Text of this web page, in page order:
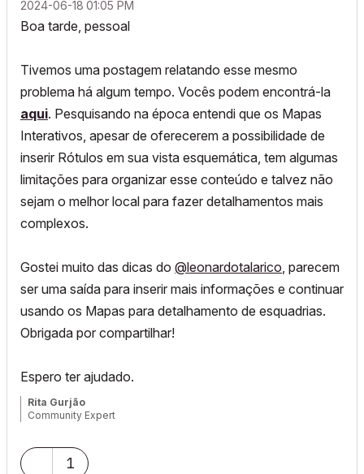
‎2024-06-18 01:05 PM
Boa tarde, pessoal
Tivemos uma postagem relatando esse mesmo
problema há algum tempo. Vocês podem encontrá-la
aqui. Pesquisando na época entendi que os Mapas
Interativos, apesar de oferecerem a possibilidade de
inserir Rótulos em sua vista esquemática, tem algumas
limitações para organizar esse conteúdo e talvez não
sejam o melhor local para fazer detalhamentos mais
complexos.
Gostei muito das dicas do @leonardotalarico, parecem
ser uma saída para inserir mais informações e continuar
usando os Mapas para detalhamento de esquadrias.
Obrigada por compartilhar!
Espero ter ajudado.
Rita Gurjão
Community Expert
1